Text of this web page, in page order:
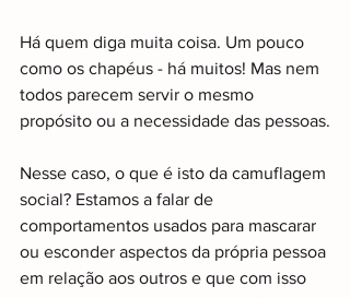
Há quem diga muita coisa. Um pouco
como os chapéus - há muitos! Mas nem
todos parecem servir o mesmo
propósito ou a necessidade das pessoas.
Nesse caso, o que é isto da camuflagem
social? Estamos a falar de
comportamentos usados para mascarar
ou esconder aspectos da própria pessoa
em relação aos outros e que com isso